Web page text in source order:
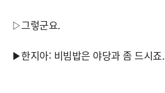
▷그렇군요.
▶한지아: 비빔밥은 야당과 좀 드시죠.